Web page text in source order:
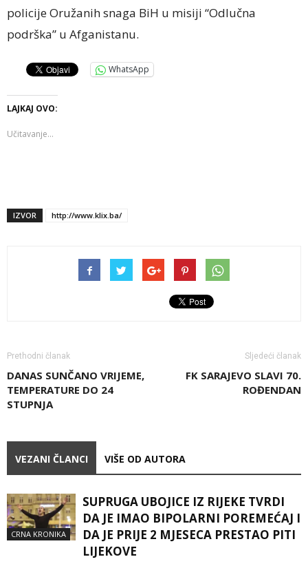
policije Oružanih snaga BiH u misiji “Odlučna
podrška” u Afganistanu.
WhatsApp
LAJKAJ OVO:
Učitavanje...
IZVOR http://www.klix.ba/
Prethodni članak
DANAS SUNČANO VRIJEME,
TEMPERATURE DO 24
STUPNJA
Sljedeći članak
FK SARAJEVO SLAVI 70.
ROĐENDAN
VEZANI ČLANCI VIŠE OD AUTORA
CRNA KRONIKA
SUPRUGA UBOJICE IZ RIJEKE TVRDI
DA JE IMAO BIPOLARNI POREMEĆAJ I
DA JE PRIJE 2 MJESECA PRESTAO PITI
LIJEKOVE